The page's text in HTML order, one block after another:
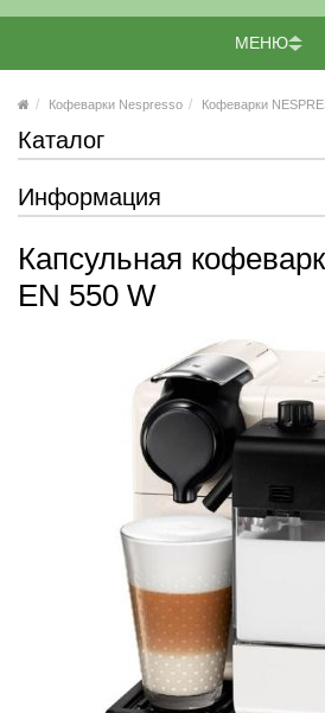
МЕНЮ
Кофеварки Nespresso Кофеварки
Каталог
Информация
Капсульная
EN 550 W